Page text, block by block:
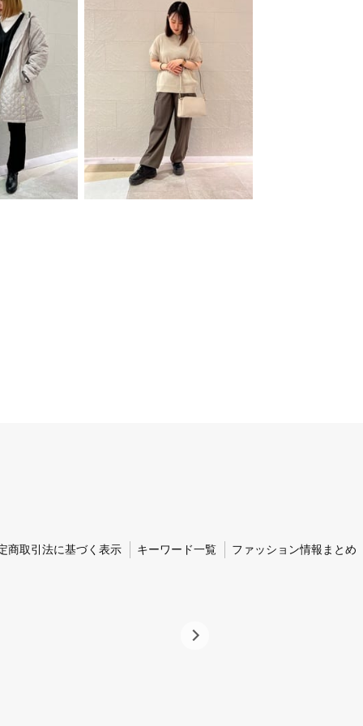
商取引法に基づく表示 キーワード一覧 ファッション情報まとめ